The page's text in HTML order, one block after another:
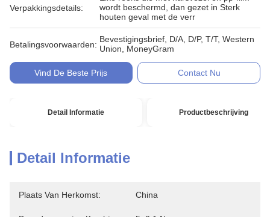
Verpakkingsdetails:
wordt beschermd, dan gezet in Sterk
houten geval met de verr
Betalingsvoorwaarden:
Bevestigingsbrief, D/A, D/P, T/T, Western
Union, MoneyGram
Vind De Beste Prijs Contact Nu
Detail Informatie Productbeschrijving
Detail Informatie
Plaats Van Herkomst: China